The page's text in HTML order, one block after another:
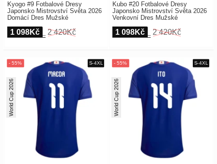
Kyogo #9 Fotbalové Dresy
Japonsko Mistrovství Světa 2026
Domácí Dres Mužské
1 098Kč 2 420Kč
Kubo #20 Fotbalové Dresy
Japonsko Mistrovství Světa 2026
Venkovní Dres Mužské
1 098Kč 2 420Kč
World Cup 2026 World Cup 2026